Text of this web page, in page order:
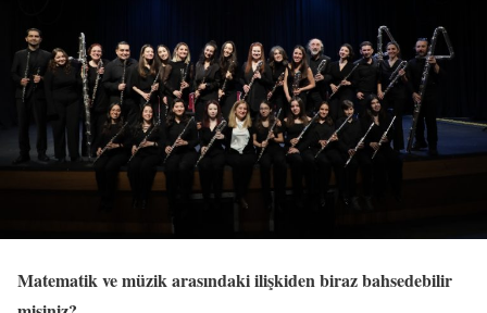
Matematik ve müzik arasındaki ilişkiden biraz bahsedebilir